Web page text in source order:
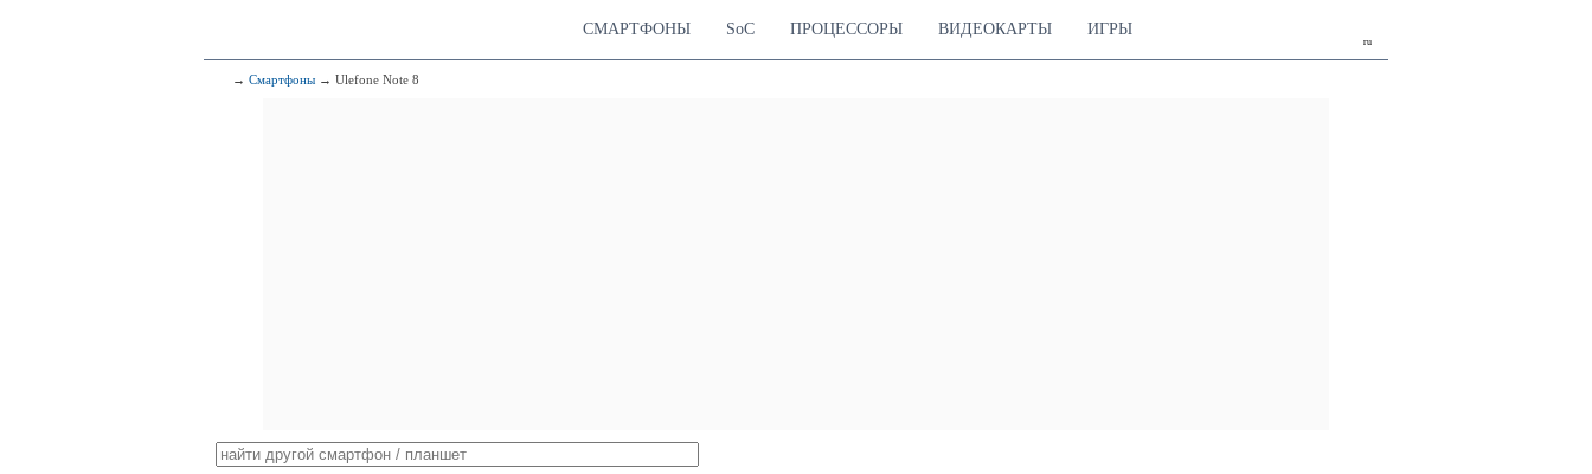
ru
СМАРТФОНЫ SoC ПРОЦЕССОРЫ ВИДЕОКАРТЫ ИГРЫ
→ Смартфоны → Ulefone Note 8